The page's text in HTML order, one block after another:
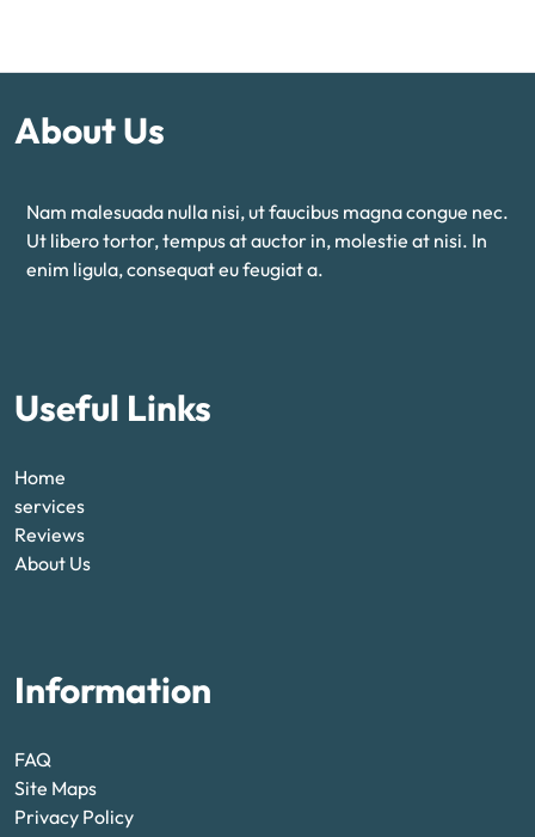
About Us
Nam malesuada nulla nisi, ut faucibus magna congue nec.
Ut libero tortor, tempus at auctor in, molestie at nisi. In
enim ligula, consequat eu feugiat a.
Useful Links
Home
services
Reviews
About Us
Information
FAQ
Site Maps
Privacy Policy